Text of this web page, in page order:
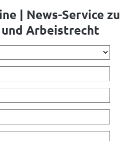
| News-Service zu
und Arbeistrecht